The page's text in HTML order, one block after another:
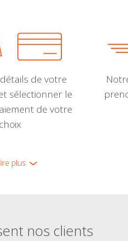
de votre
sélectionner le
de votre
choix
plus
nos clients